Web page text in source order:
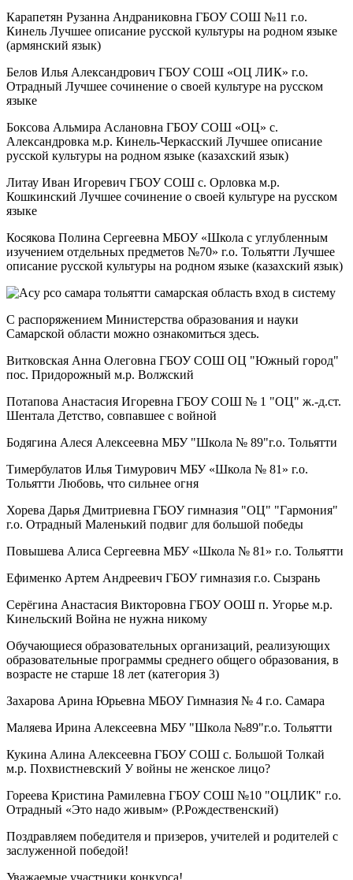
Карапетян Рузанна Андраниковна ГБОУ СОШ №11 г.о.
Кинель Лучшее описание русской культуры на родном языке
(армянский язык)
Белов Илья Александрович ГБОУ СОШ «ОЦ ЛИК» г.о.
Отрадный Лучшее сочинение о своей культуре на русском
языке
Боксова Альмира Аслановна ГБОУ СОШ «ОЦ» с.
Александровка м.р. Кинель-Черкасский Лучшее описание
русской культуры на родном языке (казахский язык)
Литау Иван Игоревич ГБОУ СОШ с. Орловка м.р.
Кошкинский Лучшее сочинение о своей культуре на русском
языке
Косякова Полина Сергеевна МБОУ «Школа с углубленным
изучением отдельных предметов №70» г.о. Тольятти Лучшее
описание русской культуры на родном языке (казахский язык)
С распоряжением Министерства образования и науки
Самарской области можно ознакомиться здесь.
Витковская Анна Олеговна ГБОУ СОШ ОЦ "Южный город"
пос. Придорожный м.р. Волжский
Потапова Анастасия Игоревна ГБОУ СОШ № 1 "ОЦ" ж.-д.ст.
Шентала Детство, совпавшее с войной
Бодягина Алеся Алексеевна МБУ "Школа № 89"г.о. Тольятти
Тимербулатов Илья Тимурович МБУ «Школа № 81» г.о.
Тольятти Любовь, что сильнее огня
Хорева Дарья Дмитриевна ГБОУ гимназия "ОЦ" "Гармония"
г.о. Отрадный Маленький подвиг для большой победы
Повышева Алиса Сергеевна МБУ «Школа № 81» г.о. Тольятти
Ефименко Артем Андреевич ГБОУ гимназия г.о. Сызрань
Серёгина Анастасия Викторовна ГБОУ ООШ п. Угорье м.р.
Кинельский Война не нужна никому
Обучающиеся образовательных организаций, реализующих
образовательные программы среднего общего образования, в
возрасте не старше 18 лет (категория 3)
Захарова Арина Юрьевна МБОУ Гимназия № 4 г.о. Самара
Маляева Ирина Алексеевна МБУ "Школа №89"г.о. Тольятти
Кукина Алина Алексеевна ГБОУ СОШ с. Большой Толкай
м.р. Похвистневский У войны не женское лицо?
Гореева Кристина Рамилевна ГБОУ СОШ №10 "ОЦЛИК" г.о.
Отрадный «Это надо живым» (Р.Рождественский)
Поздравляем победителя и призеров, учителей и родителей с
заслуженной победой!
Уважаемые участники конкурса!